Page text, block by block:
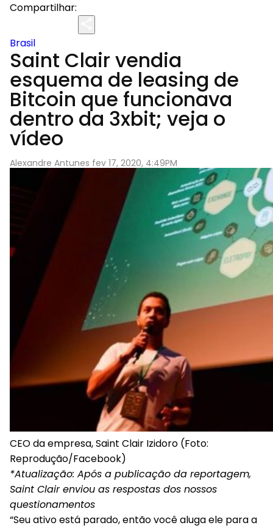
Compartilhar:
Brasil
Saint Clair vendia
esquema de leasing de
Bitcoin que funcionava
dentro da 3xbit; veja o
vídeo
Alexandre Antunes fev 17, 2020, 4:49PM
CEO da empresa, Saint Clair Izidoro (Foto:
Reprodução/Facebook)
*Atualização: Após a publicação da reportagem,
Saint Clair enviou as respostas dos nossos
questionamentos
“Seu ativo está parado, então você aluga ele para a